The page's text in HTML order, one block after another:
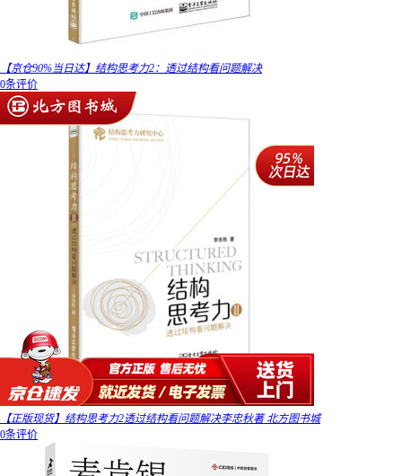
【京仓90%当日达】结构思考力2：透过结构看问题解决
0条评价
【正版现货】结构思考力2透过结构看问题解决李忠秋著 北方图书城
0条评价